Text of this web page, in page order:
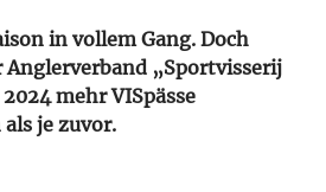
in vollem Gang. Doch
„Sportvisserij
mehr VISpässe
je zuvor.